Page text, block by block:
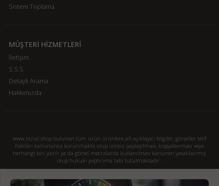
Sistem Toplama
MÜŞTERİ HİZMETLERİ
İletişim
S.S.S.
Detaylı Arama
Hakkımızda
www.bizial.shop bulunan tüm ürün ürünlere ait açıklayıcı bilgiler, görseller telif
hakları kanununca korunmakta olup izinsiz paylaşılması, kopyalanması veya
herhangi biri yazılı ya da görsel mecralarda kullanılması kanunen yasaklanmış
olup hukuki yaptırıma tabi tutulmaktadır.